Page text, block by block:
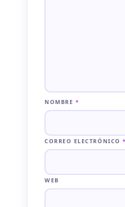
NOMBRE *
CORREO ELECTRÓNICO*
WEB